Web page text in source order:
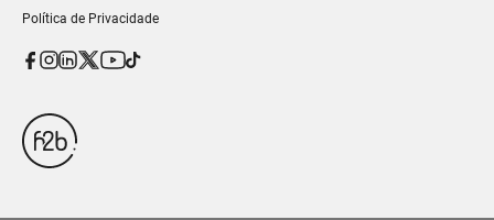
Política de Privacidade